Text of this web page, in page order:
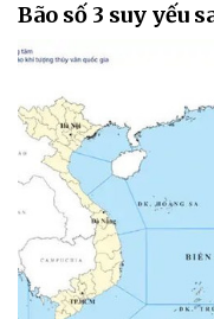
Bão số 3 suy yếu